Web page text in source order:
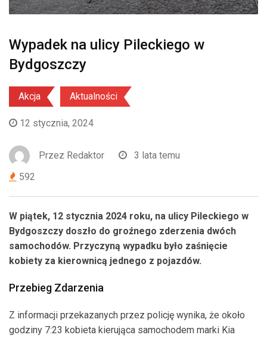
Wypadek na ulicy Pileckiego w
Bydgoszczy
Akcja Aktualności
12 stycznia, 2024
Przez Redaktor
3 lata temu
592
W piątek, 12 stycznia 2024 roku, na ulicy Pileckiego w
Bydgoszczy doszło do groźnego zderzenia dwóch
samochodów. Przyczyną wypadku było zaśnięcie
kobiety za kierownicą jednego z pojazdów.
Przebieg Zdarzenia
Z informacji przekazanych przez policję wynika, że około
godziny 7:23 kobieta kierująca samochodem marki Kia